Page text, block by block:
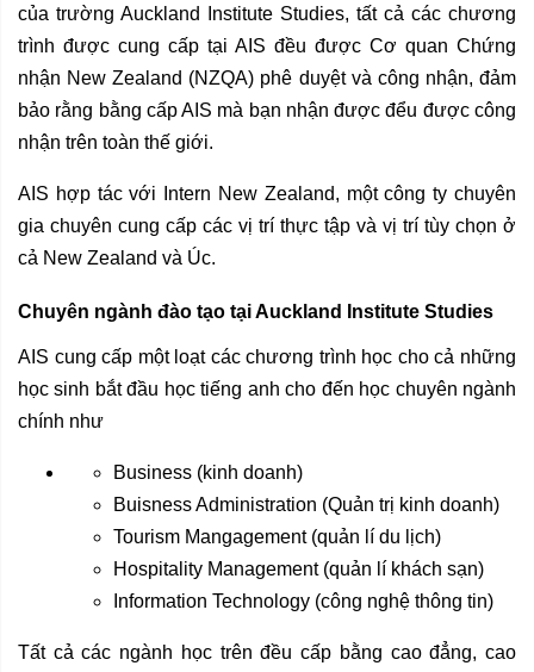
của trường Auckland Institute Studies, tất cả các chương
trình được cung cấp tại AIS đều được Cơ quan Chứng
nhận New Zealand (NZQA) phê duyệt và công nhận, đảm
bảo rằng bằng cấp AIS mà bạn nhận được đểu được công
nhận trên toàn thế giới.
AIS hợp tác với Intern New Zealand, một công ty chuyên
gia chuyên cung cấp các vị trí thực tập và vị trí tùy chọn ở
cả New Zealand và Úc.
Chuyên ngành đào tạo tại Auckland Institute Studies
AIS cung cấp một loạt các chương trình học cho cả những
học sinh bắt đầu học tiếng anh cho đến học chuyên ngành
chính như
Business (kinh doanh)
Buisness Administration (Quản trị kinh doanh)
Tourism Mangagement (quản lí du lịch)
Hospitality Management (quản lí khách sạn)
Information Technology (công nghệ thông tin)
Tất cả các ngành học trên đều cấp bằng cao đẳng, cao